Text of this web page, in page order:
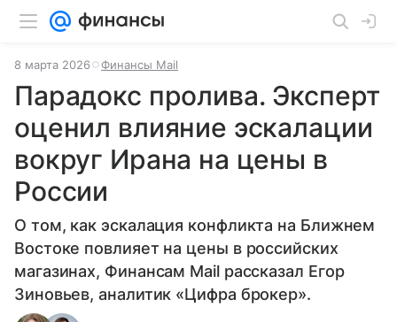
8 марта 2026 Финансы Mail
Парадокс пролива. Эксперт
оценил влияние эскалации
вокруг Ирана на цены в
России
О том, как эскалация конфликта на Ближнем
Востоке повлияет на цены в российских
магазинах, Финансам Mail рассказал Егор
Зиновьев, аналитик «Цифра брокер».